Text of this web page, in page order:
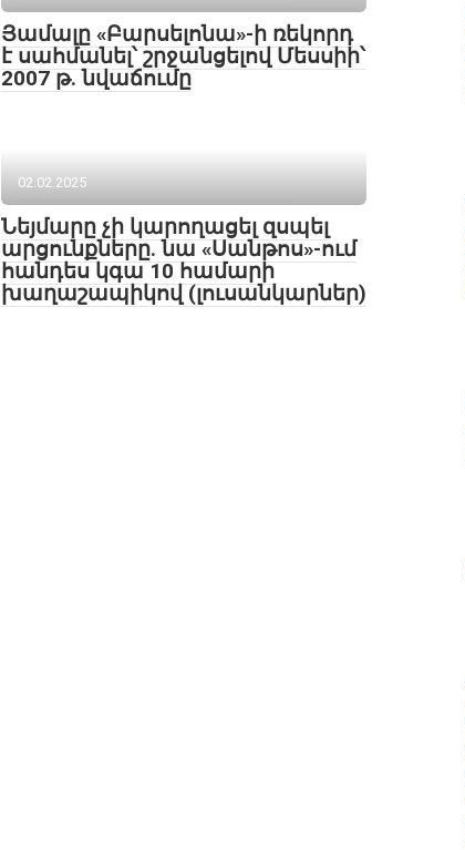
Յամալը «Բարսելոնա»-ի ռեկորդ
է սահմանել՝ շրջանցելով Մեսսիի՝
2007 թ. նվաճումը
02.02.2025
Նեյմարը չի կարողացել զսպել
արցունքները․ նա «Սանթոս»-ում
հանդես կգա 10 համարի
խաղաշապիկով (լուսանկարներ)